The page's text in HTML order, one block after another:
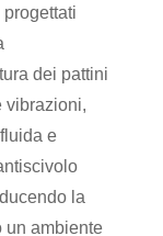
dei pattini
vibrazioni,
e
la
un ambiente